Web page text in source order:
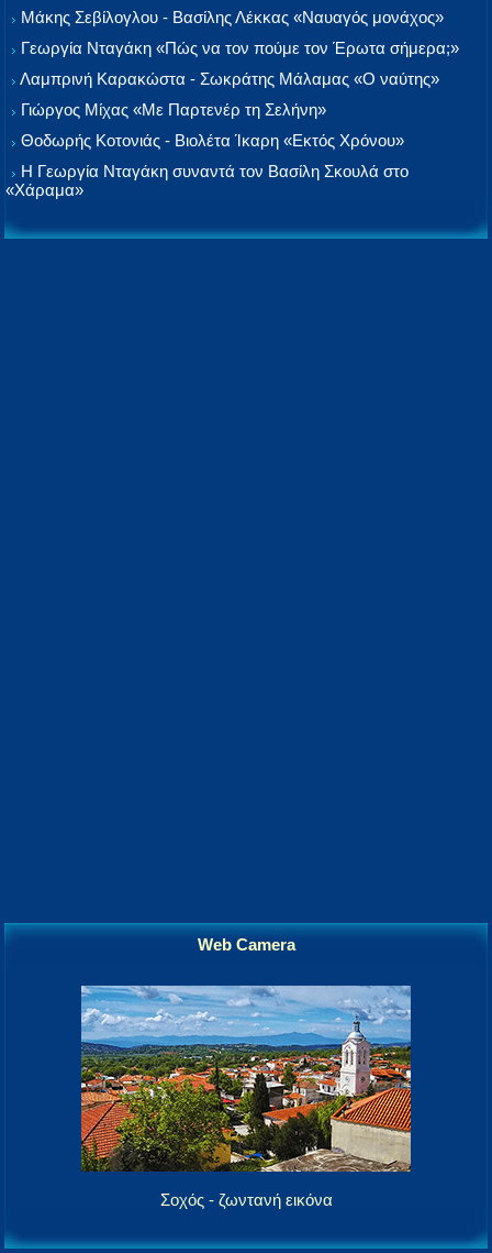
Μάκης Σεβίλογλου - Βασίλης Λέκκας «Ναυαγός μονάχος»
Γεωργία Νταγάκη «Πώς να τον πούμε τον Έρωτα σήμερα;»
Λαμπρινή Καρακώστα - Σωκράτης Μάλαμας «Ο ναύτης»
Γιώργος Μίχας «Με Παρτενέρ τη Σελήνη»
Θοδωρής Κοτονιάς - Βιολέτα Ίκαρη «Εκτός Χρόνου»
Η Γεωργία Νταγάκη συναντά τον Βασίλη Σκουλά στο
«Χάραμα»
Web Camera
Σοχός - ζωντανή εικόνα